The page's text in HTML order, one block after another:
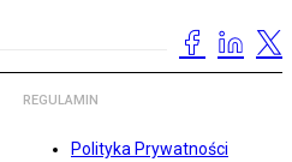
REGULAMIN
Polityka Prywatności